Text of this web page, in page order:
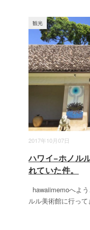
2017年10月07日
観光
ハワイ−ホノル
れていた件。
hawaiimemoへよ
ルル美術館に行っ